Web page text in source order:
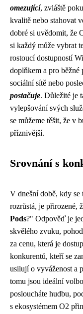
omezující, zvláště
kvalitě nebo stahovat
dobré si uvědomit, že
si každý může vybrat
rostoucí dostupností
doplňkem a pro
sociální sítě nebo
postačuje. Důležité je
vylepšování svých
se můžeme těšit, že v
příznivější.
Srovnání s
V dnešní době, kdy se
rozrůstá, je přirozené,
Pods?" Odpověď je
skvělého zvuku,
za cenu, která je
konkurentů, kteří se
usilují o vyváženost a
tomu jsou ideální
posloucháte hudbu,
s ekosystémem O2